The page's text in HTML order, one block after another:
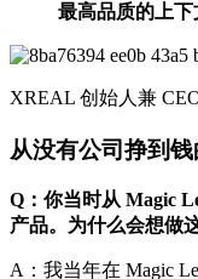
最高品质的上下
XREAL 创始人兼
从没有公司挣到
Q：你当时从 Magic
产品。为什么会想做
A：我当年在 Magic